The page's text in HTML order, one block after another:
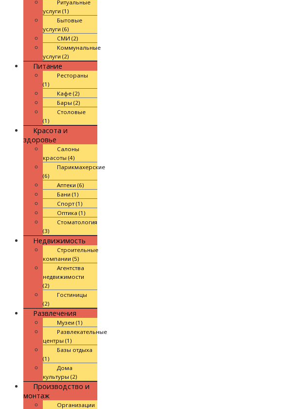
Ритуальные
услуги (1)
Бытовые
услуги (6)
СМИ (2)
Коммунальные
услуги (2)
Питание
Рестораны
(1)
Кафе (2)
Бары (2)
Столовые
(1)
Красота и
здоровье
Салоны
красоты (4)
Парикмахерские
(6)
Аптеки (6)
Бани (1)
Спорт (1)
Оптика (1)
Стоматология
(3)
Недвижимость
Строительные
компании (5)
Агентства
недвижимости
(2)
Гостиницы
(2)
Развлечения
Музеи (1)
Развлекательные
центры (1)
Базы отдыха
(1)
Дома
культуры (2)
Производство и
монтаж
Организации